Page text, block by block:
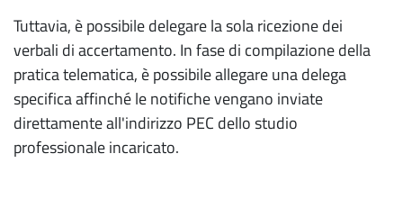
Tuttavia, è possibile delegare la sola ricezione dei
verbali di accertamento. In fase di compilazione della
pratica telematica, è possibile allegare una delega
specifica affinché le notifiche vengano inviate
direttamente all'indirizzo PEC dello studio
professionale incaricato.